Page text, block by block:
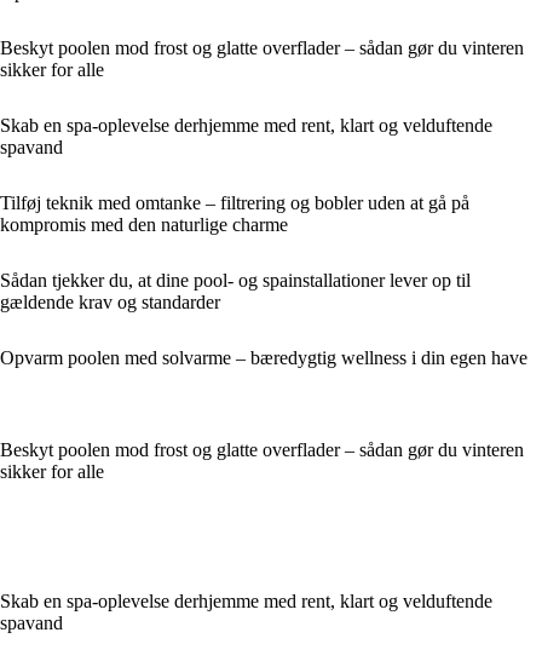
Beskyt poolen mod frost og glatte overflader – sådan gør du vinteren
sikker for alle
Skab en spa-oplevelse derhjemme med rent, klart og velduftende
spavand
Tilføj teknik med omtanke – filtrering og bobler uden at gå på
kompromis med den naturlige charme
Sådan tjekker du, at dine pool- og spainstallationer lever op til
gældende krav og standarder
Opvarm poolen med solvarme – bæredygtig wellness i din egen have
Beskyt poolen mod frost og glatte overflader – sådan gør du vinteren
sikker for alle
Skab en spa-oplevelse derhjemme med rent, klart og velduftende
spavand